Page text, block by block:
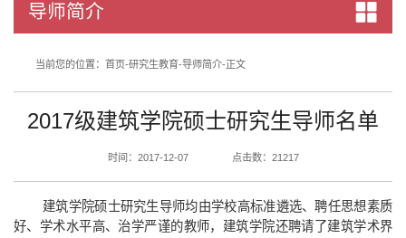
导师简介
当前您的位置： 首页-研究生教育-导师简介-正文
2017级建筑学院硕士研究生导师名单
时间：2017-12-07 点击数： 21217
建筑学院硕士研究生导师均由学校高标准遴选、聘任思想素质
好、学术水平高、治学严谨的教师，建筑学院还聘请了建筑学术界